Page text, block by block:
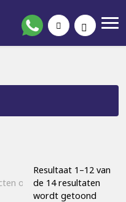
Resultaat 1–12 van
de 14 resultaten
wordt getoond